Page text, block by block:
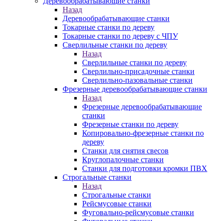
Назад
Деревообрабатывающие станки
Токарные станки по дереву
Токарные станки по дереву с ЧПУ
Сверлильные станки по дереву
Назад
Сверлильные станки по дереву
Сверлильно-присадочные станки
Сверлильно-пазовальные станки
Фрезерные деревообрабатывающие станки
Назад
Фрезерные деревообрабатывающие
станки
Фрезерные станки по дереву
Копировально-фрезерные станки по
дереву
Станки для снятия свесов
Круглопалочные станки
Станки для подготовки кромки ПВХ
Строгальные станки
Назад
Строгальные станки
Рейсмусовые станки
Фуговально-рейсмусовые станки